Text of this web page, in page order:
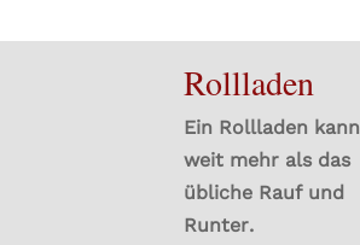
Rollladen
Ein Rollladen kann
weit mehr als das
übliche Rauf und
Runter.